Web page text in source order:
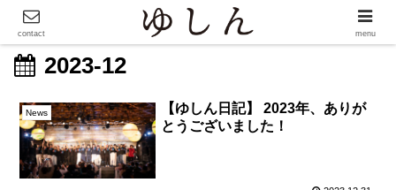
2023-12
News
【ゆしん日記】 2023年、ありが
とうございました！
contact menu